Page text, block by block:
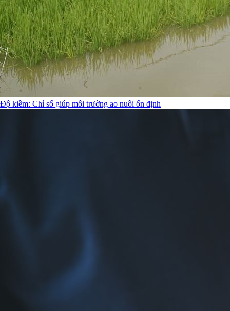
Độ kiềm: Chỉ số giúp môi trường ao nuôi ổn định